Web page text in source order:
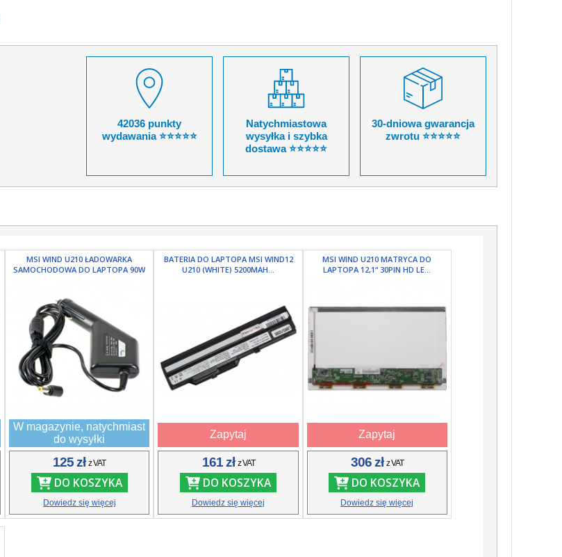
42036 punkty
wydawania ⭐⭐⭐⭐⭐
Natychmiastowa
wysyłka i szybka
dostawa ⭐⭐⭐⭐⭐
30-dniowa gwarancja
zwrotu ⭐⭐⭐⭐⭐
MSI WIND U210 ŁADOWARKA
SAMOCHODOWA DO LAPTOPA 90W
W magazynie, natychmiast
do wysyłki
125 złz VAT
DO KOSZYKA
Dowiedz się więcej
BATERIA DO LAPTOPA MSI WIND12
U210 (WHITE) 5200MAH...
Zapytaj
161 złz VAT
DO KOSZYKA
Dowiedz się więcej
MSI WIND U210 MATRYCA DO
LAPTOPA 12,1“ 30PIN HD LE...
Zapytaj
306 złz VAT
DO KOSZYKA
Dowiedz się więcej